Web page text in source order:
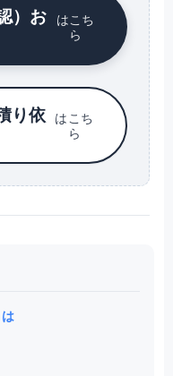
）お
はこち
ら
り依
はこち
ら